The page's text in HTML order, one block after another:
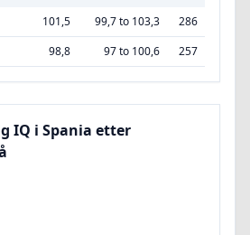
101,5 99,7 to 103,3
286
98,8 97 to 100,6 257
IQ i Spania etter